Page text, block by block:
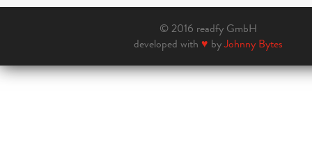
© 2016 readfy GmbH
developed with ♥ byJohnny Bytes